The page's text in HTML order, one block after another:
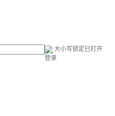
大小写锁定已打开
登录